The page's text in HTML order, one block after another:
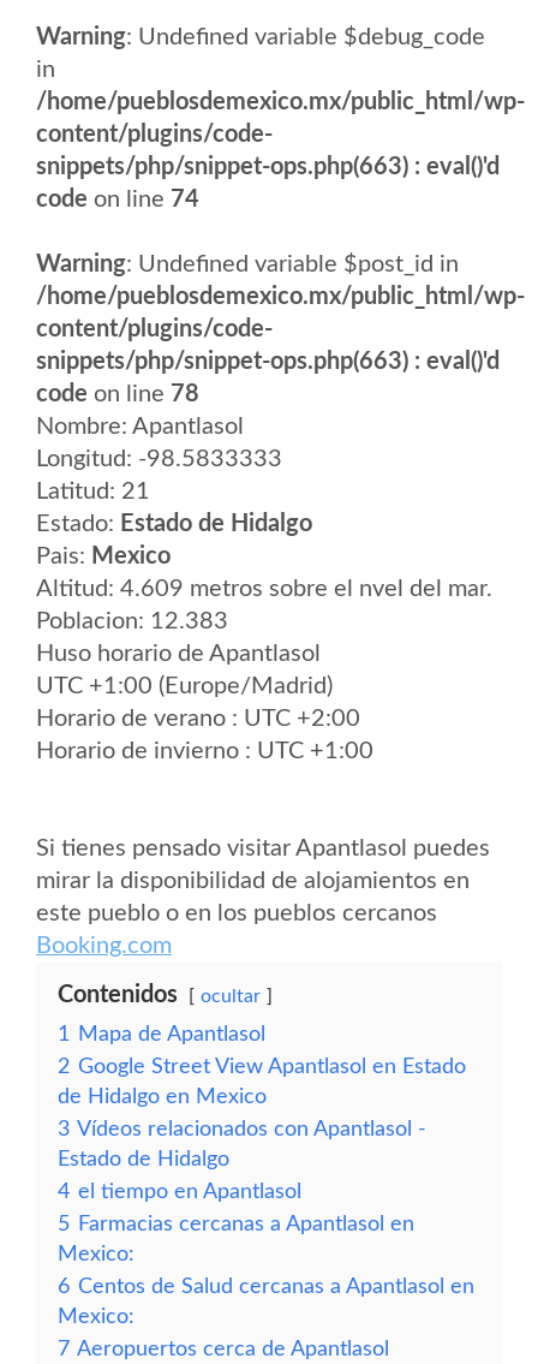
Warning: Undefined variable $debug_code
in
/home/pueblosdemexico.mx/public_html/wp-
content/plugins/code-
snippets/php/snippet-ops.php(663) : eval()'d
code on line 74
Warning: Undefined variable $post_id in
/home/pueblosdemexico.mx/public_html/wp-
content/plugins/code-
snippets/php/snippet-ops.php(663) : eval()'d
code on line 78
Nombre: Apantlasol
Longitud: -98.5833333
Latitud: 21
Estado: Estado de Hidalgo
Pais: Mexico
Altitud: 4.609 metros sobre el nvel del mar.
Poblacion: 12.383
Huso horario de Apantlasol
UTC +1:00 (Europe/Madrid)
Horario de verano : UTC +2:00
Horario de invierno : UTC +1:00
Si tienes pensado visitar Apantlasol puedes
mirar la disponibilidad de alojamientos en
este pueblo o en los pueblos cercanos
Booking.com
Contenidos ocultar
1
Mapa de Apantlasol
2 Google Street View Apantlasol en Estado
de Hidalgo en Mexico
3 Vídeos relacionados con Apantlasol -
Estado de Hidalgo
4 el tiempo en Apantlasol
5 Farmacias cercanas a Apantlasol en
Mexico:
6 Centos de Salud cercanas a Apantlasol en
Mexico:
7 Aeropuertos cerca de Apantlasol